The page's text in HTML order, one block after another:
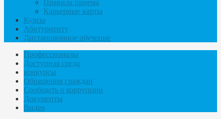
Правила приема
Карьерные карты
Курсы
Абитуриенту
Дистанционное обучение
Профессионалы
Доступная среда
конкурсы
Обращения граждан
Сообщить о коррупции
Документы
Видео